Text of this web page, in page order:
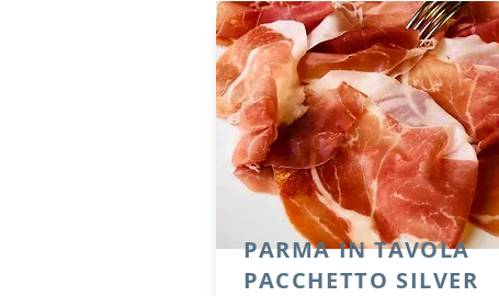
PARMA IN TAVOLA
PACCHETTO SILVER